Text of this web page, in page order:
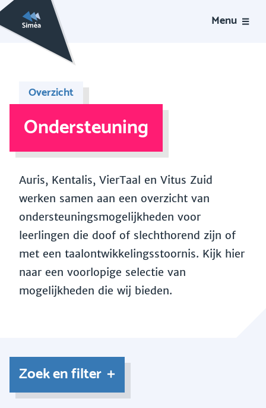
Menu
Overzicht
Ondersteuning
Auris, Kentalis, VierTaal en Vitus Zuid
werken samen aan een overzicht van
ondersteuningsmogelijkheden voor
leerlingen die doof of slechthorend zijn of
met een taalontwikkelingsstoornis. Kijk hier
naar een voorlopige selectie van
mogelijkheden die wij bieden.
Zoek en filter